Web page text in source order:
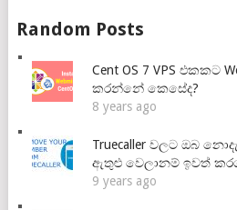
Random Posts
Cent OS 7 VPS එකකට
කරන්නේ කෙසේද?
8 years ago
Truecaller වලට ඔබ
ඇතුළු වෙලානම් ඉවත්
9 years ago